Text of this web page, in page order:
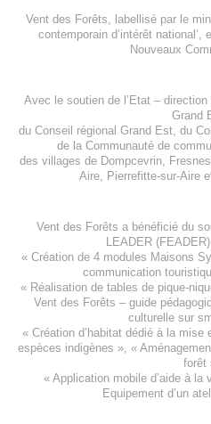
Vent des Forêts, labellisé par le
contemporain d’intérêt national’,
Nouveaux
Avec le soutien de l’Etat – direction
Grand
du Conseil régional Grand Est, du
de la Communauté de
des villages de Dompcevrin
Aire, Pierrefitte-sur-Aire
Vent des Forêts a bénéficié du
LEADER (FEADER)
« Création de 4 modules Maisons
communication
« Réalisation de tables de pique-
Vent des Forêts – guide
culturelle sur
« Création d’habitat dédié à la mise
espèces indigènes », «
forêt
« Application mobile d’aide à la
Equipement d’un